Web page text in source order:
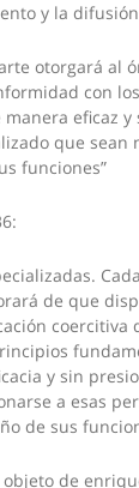
y la
otorgará al
con
eficaz
que
funciones”
de que
coercitiva
y sin
a esas
de sus
objeto de